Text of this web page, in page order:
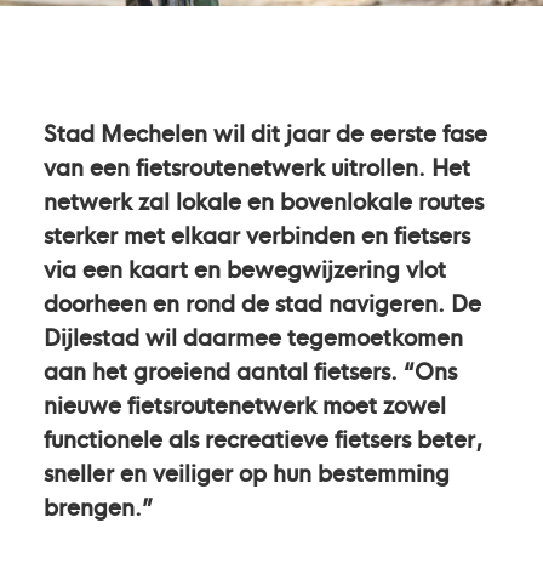
Stad Mechelen wil dit jaar de eerste fase
van een fietsroutenetwerk uitrollen. Het
netwerk zal lokale en bovenlokale routes
sterker met elkaar verbinden en fietsers
via een kaart en bewegwijzering vlot
doorheen en rond de stad navigeren. De
Dijlestad wil daarmee tegemoetkomen
aan het groeiend aantal fietsers. “Ons
nieuwe fietsroutenetwerk moet zowel
functionele als recreatieve fietsers beter,
sneller en veiliger op hun bestemming
brengen.”